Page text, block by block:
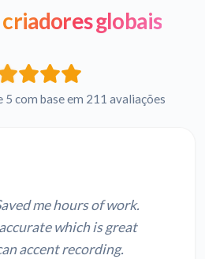
criadores globais
5 com base em 211 avaliações
me hours of work.
which is great
accent recording.